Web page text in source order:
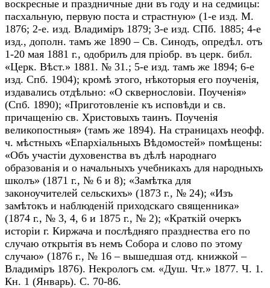
воскресные и праздничные дни въ году и на седмицы:
пасхальную, первую поста и страстную» (1-е изд. М.
1876; 2-е. изд. Владиміръ 1879; 3-е изд. СПб. 1885; 4-е
изд., дополн. тамъ же 1890 – Св. Синодъ, опредѣл. отъ
1-20 мая 1881 г., одобрилъ для пріобр. въ церк. библ.
«Церк. Вѣст.» 1881. № 31.; 5-е изд. тамъ же 1894; 6-е
изд. Спб. 1904); кромѣ этого, нѣкоторыя его поученія,
издавались отдѣльно: «О сквернословіи. Поученія»
(Спб. 1890); «Приготовленіе къ исповѣди и св.
причащенію св. Христовыхъ таинъ. Поученія
великопостныя» (тамъ же 1894). На страницахъ неофф.
ч. мѣстныхъ «Епархіальныхъ Вѣдомостей» помѣщены:
«Объ участіи духовенства въ дѣлѣ народнаго
образованія и о начальныхъ учебникахъ для народныхъ
школъ» (1871 г., № 6 и 8); «Замѣтка для
законоучителей сельскихъ» (1873 г., № 24); «Изъ
замѣтокъ и наблюденій приходскаго священника»
(1874 г., № 3, 4, 6 и 1875 г., № 2); «Краткій очеркъ
исторіи г. Киржача и послѣдняго празднества его по
случаю открытія въ немъ Собора и слово по этому
случаю» (1876 г., № 16 – вышедшая отд. книжкой –
Владиміръ 1876). Некрологъ см. «Душ. Чт.» 1877. Ч. 1.
Кн. 1 (Январь). С. 70-86.